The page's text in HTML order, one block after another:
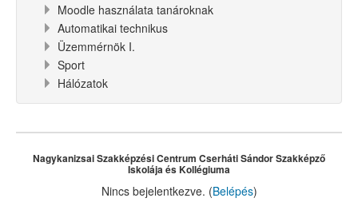
Moodle használata tanároknak
Automatikai technikus
Üzemmérnök I.
Sport
Hálózatok
Nagykanizsai Szakképzési Centrum Cserháti Sándor Szakképző
Iskolája és Kollégiuma
Nincs bejelentkezve. (Belépés)